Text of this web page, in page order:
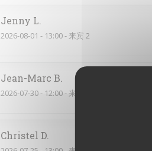
Jenny L
2026-08-01 - 13:00 - 来宾 2
Jean-Marc B
2026-07-30- 12:00 - 来宾 4
Christel D